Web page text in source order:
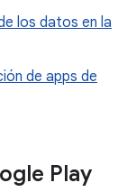
los datos en la
de apps de
Play